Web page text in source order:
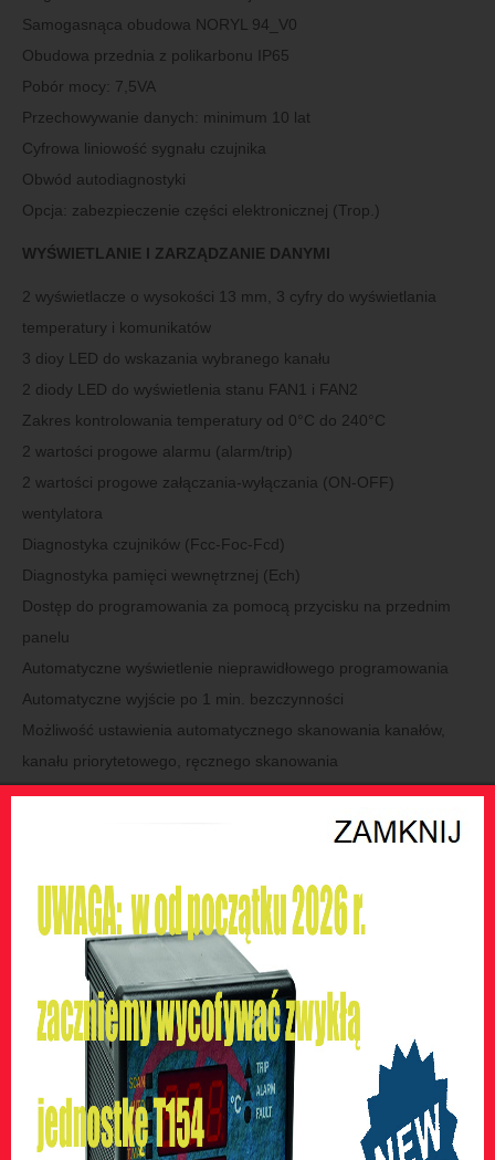
Samogasnąca obudowa NORYL 94_V0
Obudowa przednia z polikarbonu IP65
Pobór mocy: 7,5VA
Przechowywanie danych: minimum 10 lat
Cyfrowa liniowość sygnału czujnika
Obwód autodiagnostyki
Opcja: zabezpieczenie części elektronicznej (Trop.)
WYŚWIETLANIE I ZARZĄDZANIE DANYMI
2 wyświetlacze o wysokości 13 mm, 3 cyfry do wyświetlania
temperatury i komunikatów
3 dioy LED do wskazania wybranego kanału
2 diody LED do wyświetlenia stanu FAN1 i FAN2
Zakres kontrolowania temperatury od 0°C do 240°C
2 wartości progowe alarmu (alarm/trip)
2 wartości progowe załączania-wyłączania (ON-OFF)
wentylatora
Diagnostyka czujników (Fcc-Foc-Fcd)
Diagnostyka pamięci wewnętrznej (Ech)
Dostęp do programowania za pomocą przycisku na przednim
panelu
Automatyczne wyświetlenie nieprawidłowego programowania
Automatyczne wyjście po 1 min. bezczynności
Możliwość ustawienia automatycznego skanowania kanałów,
kanału priorytetowego, ręcznego skanowania
Sygnalizacja błędnego zapamiętania
WYMIARY
100 x 100 mm - DIN43700 – głębokość 130 mm (łącznie z
zaciskami)
Wycięcie w panelu 92 x 92 mm